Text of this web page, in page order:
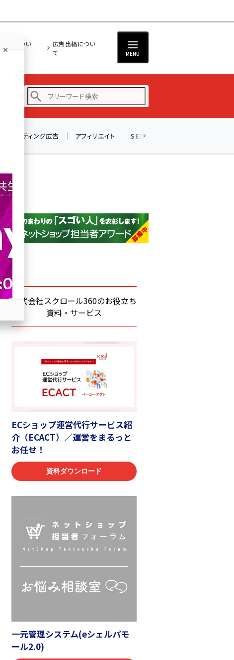
ネッ担につい
広告出稿につい
て
MENU
アスクル (1122)
base (1081)
リスティング広告 アフィリエイト SEO